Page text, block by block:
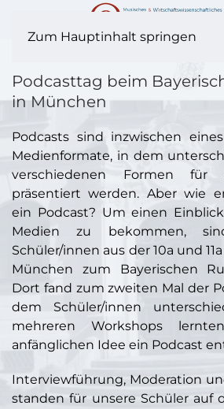
Zum Hauptinhalt springen
Podcasttag beim
in München
Podcasts sind inzwischen
Medienformate, in dem
verschiedenen Formen für
präsentiert werden. Aber wie
ein Podcast? Um einen
Medien zu bekommen,
Schüler/innen aus der 10a und
München zum Bayerischen
Dort fand zum zweiten Mal der
dem Schüler/innen
mehreren Workshops
anfänglichen Idee ein Podcast
Interviewführung, Moderation
standen für unsere Schüler auf